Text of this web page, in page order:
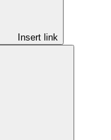
Insert link